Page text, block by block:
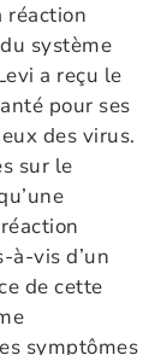
réaction
système
a reçu le
pour ses
des virus.
sur le
à-vis d’un
de cette
symptômes